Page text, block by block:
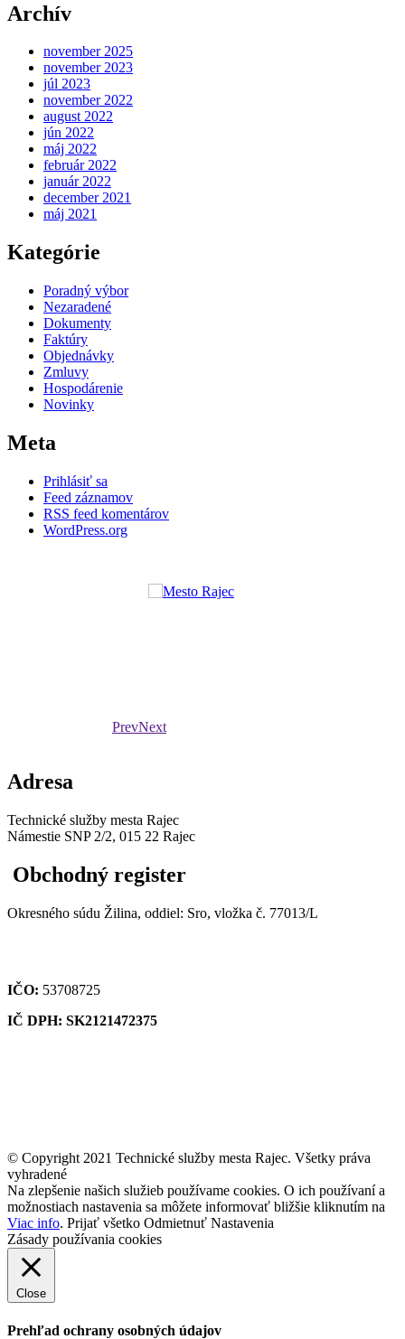
Archív
november 2025
november 2023
júl 2023
november 2022
august 2022
jún 2022
máj 2022
február 2022
január 2022
december 2021
máj 2021
Kategórie
Poradný výbor
Nezaradené
Dokumenty
Faktúry
Objednávky
Zmluvy
Hospodárenie
Novinky
Meta
Prihlásiť sa
Feed záznamov
RSS feed komentárov
WordPress.org
PrevNext
Adresa
Technické služby mesta Rajec
Námestie SNP 2/2, 015 22 Rajec
Obchodný register
Okresného súdu Žilina, oddiel: Sro, vložka č. 77013/L
IČO: 53708725
IČ DPH: SK2121472375
© Copyright 2021 Technické služby mesta Rajec. Všetky práva
vyhradené
Na zlepšenie našich služieb používame cookies. O ich používaní a
možnostiach nastavenia sa môžete informovať bližšie kliknutím na
Viac info. Prijať všetko Odmietnuť Nastavenia
Zásady používania cookies
Close
Prehľad ochrany osobných údajov